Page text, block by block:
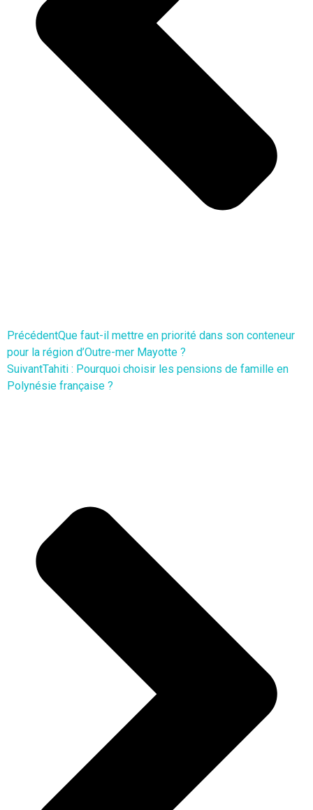
PrécédentQue faut-il mettre en priorité dans son conteneur
pour la région d’Outre-mer Mayotte ?
SuivantTahiti : Pourquoi choisir les pensions de famille en
Polynésie française ?